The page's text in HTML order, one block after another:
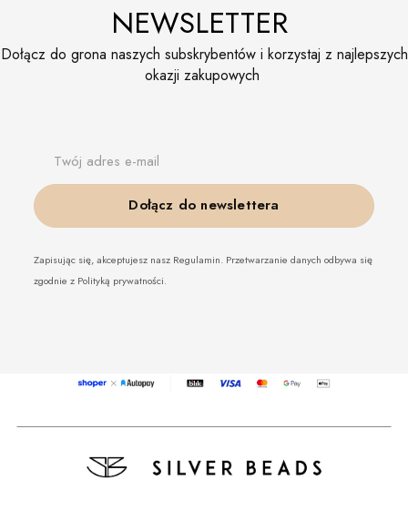
NEWSLETTER
Dołącz do grona naszych subskrybentów i korzystaj z najlepszych
okazji zakupowych
Twój adres e-mail
Dołącz do newslettera
Zapisując się, akceptujesz nasz Regulamin. Przetwarzanie danych odbywa się
zgodnie z Polityką prywatności.